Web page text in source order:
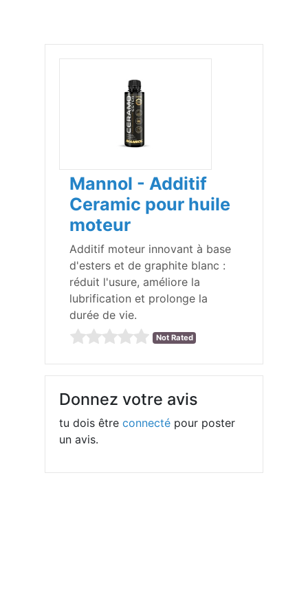
Mannol - Additif
Ceramic pour huile
moteur
Additif moteur innovant à base
d'esters et de graphite blanc :
réduit l'usure, améliore la
lubrification et prolonge la
durée de vie.
Not Rated
Donnez votre avis
tu dois êtreconnecté pour poster
un avis.